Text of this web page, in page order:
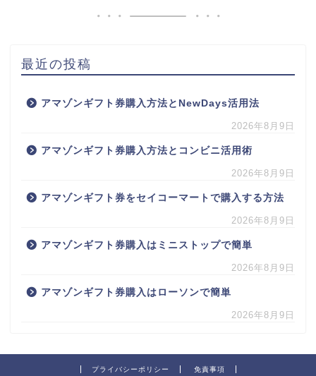
最近の投稿
アマゾンギフト券購入方法とNewDays活用法
2026年8月9日
アマゾンギフト券購入方法とコンビニ活用術
2026年8月9日
アマゾンギフト券をセイコーマートで購入する方法
2026年8月9日
アマゾンギフト券購入はミニストップで簡単
2026年8月9日
アマゾンギフト券購入はローソンで簡単
2026年8月9日
プライバシーポリシー 免責事項